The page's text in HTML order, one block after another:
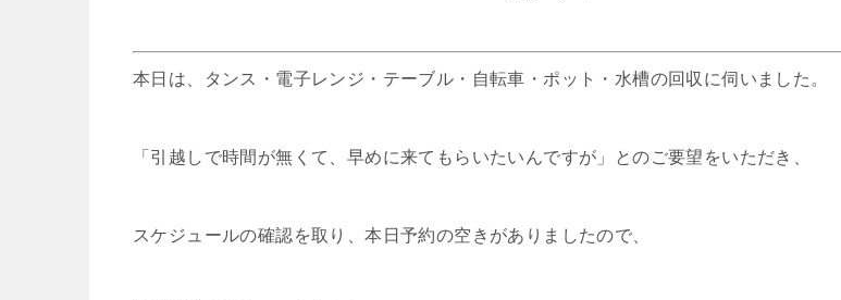
本日は、タンス・電子レンジ・テーブル・自転車・ポット・水槽の回収に伺いました。
「引越しで時間が無くて、早めに来てもらいたいんですが」とのご要望をいただき、
スケジュールの確認を取り、本日予約の空きがありましたので、